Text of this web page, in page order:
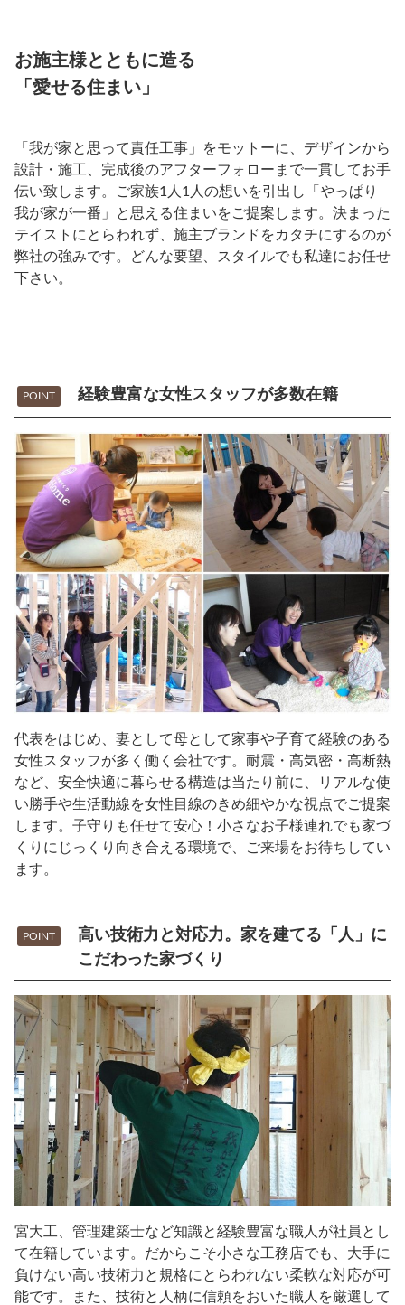
お施主様とともに造る
「愛せる住まい」
「我が家と思って責任工事」をモットーに、デザインから
設計・施工、完成後のアフターフォローまで一貫してお手
伝い致します。ご家族1人1人の想いを引出し「やっぱり
我が家が一番」と思える住まいをご提案します。決まった
テイストにとらわれず、施主ブランドをカタチにするのが
弊社の強みです。どんな要望、スタイルでも私達にお任せ
下さい。
POINT 経験豊富な女性スタッフが多数在籍
代表をはじめ、妻として母として家事や子育て経験のある
女性スタッフが多く働く会社です。耐震・高気密・高断熱
など、安全快適に暮らせる構造は当たり前に、リアルな使
い勝手や生活動線を女性目線のきめ細やかな視点でご提案
します。子守りも任せて安心！小さなお子様連れでも家づ
くりにじっくり向き合える環境で、ご来場をお待ちしてい
ます。
POINT
高い技術力と対応力。家を建てる「人」に
こだわった家づくり
宮大工、管理建築士など知識と経験豊富な職人が社員とし
て在籍しています。だからこそ小さな工務店でも、大手に
負けない高い技術力と規格にとらわれない柔軟な対応が可
能です。また、技術と人柄に信頼をおいた職人を厳選して